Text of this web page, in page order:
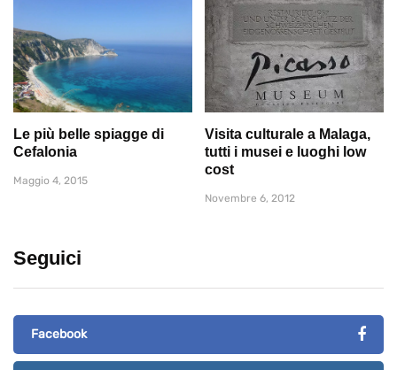
Le più belle spiagge di
Cefalonia
Maggio 4, 2015
Visita culturale a Malaga,
tutti i musei e luoghi low
cost
Novembre 6, 2012
Seguici
Facebook